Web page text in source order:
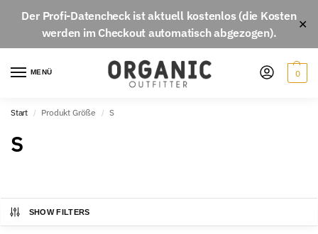
Der Profi-Datencheckist aktuell kostenlos(die Kosten
werden im Checkout automatisch abgezogen).
✕
MENÜ 0
Start / Produkt Größe / S
S
SHOW FILTERS